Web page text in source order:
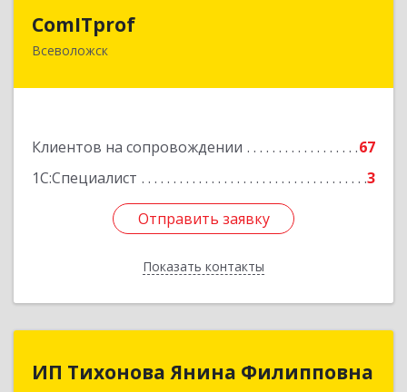
ComITprof
Всеволожск
Клиентов на сопровождении
67
1С:Специалист
3
Отправить заявку
Показать контакты
188643, Ленинградская обл, Всеволожский р-н,
Отправить заявку
Назад
ИП Тихонова Янина Филипповна